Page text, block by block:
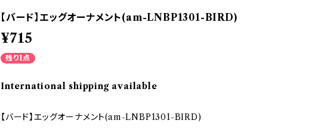
【バード】エッグオーナメント(am-LNBP1301-BIRD)
¥715
残り1点
International shipping available
【バード】エッグオーナメント(am-LNBP1301-BIRD)